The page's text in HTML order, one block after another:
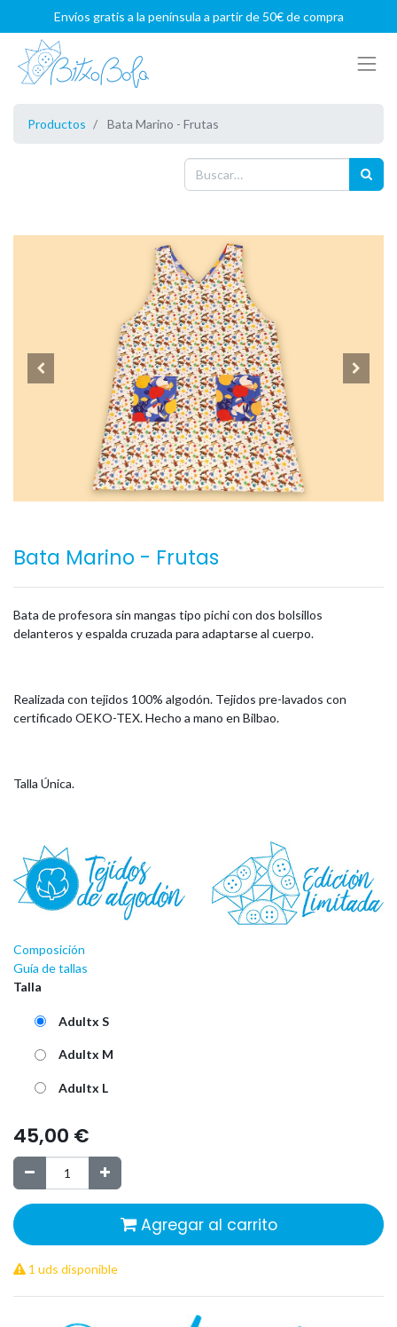
Envíos gratis a la península a partir de 50€ de compra
Productos Bata Marino - Frutas
Bata Marino - Frutas
Bata de profesora sin mangas tipo pichi con dos bolsillos
delanteros y espalda cruzada para adaptarse al cuerpo.
Realizada con tejidos 100% algodón. Tejidos pre-lavados con
certificado OEKO-TEX. Hecho a mano en Bilbao.
Talla Única.
Composición
Guía de tallas
Talla
Adultx S
Adultx M
Adultx L
45,00 €
Agregar al carrito
1 uds disponible